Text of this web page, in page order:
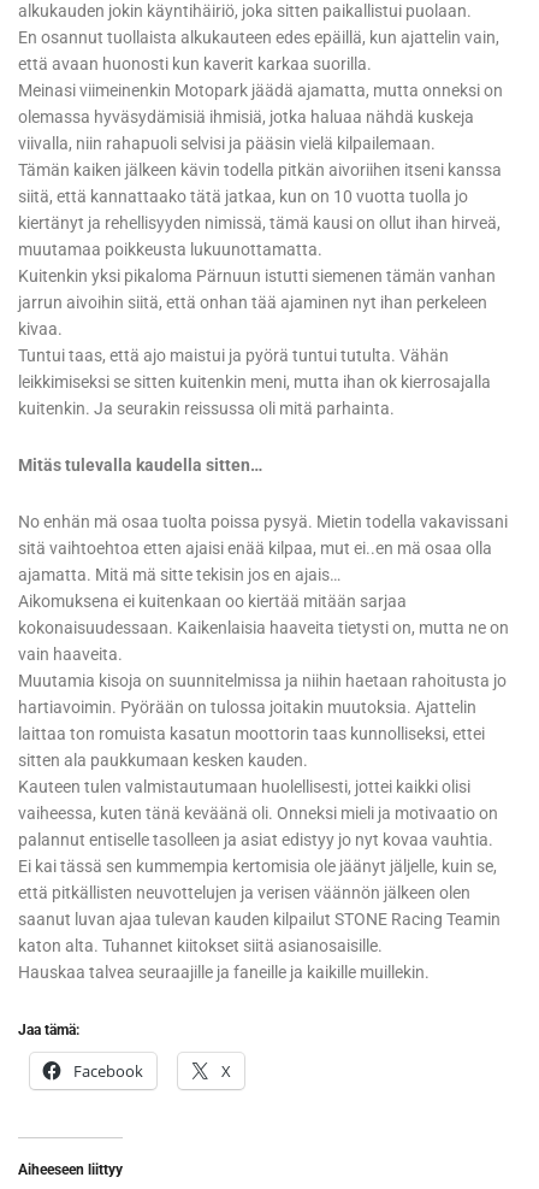
alkukauden jokin käyntihäiriö, joka sitten paikallistui puolaan.
En osannut tuollaista alkukauteen edes epäillä, kun ajattelin vain,
että avaan huonosti kun kaverit karkaa suorilla.
Meinasi viimeinenkin Motopark jäädä ajamatta, mutta onneksi on
olemassa hyväsydämisiä ihmisiä, jotka haluaa nähdä kuskeja
viivalla, niin rahapuoli selvisi ja pääsin vielä kilpailemaan.
Tämän kaiken jälkeen kävin todella pitkän aivoriihen itseni kanssa
siitä, että kannattaako tätä jatkaa, kun on 10 vuotta tuolla jo
kiertänyt ja rehellisyyden nimissä, tämä kausi on ollut ihan hirveä,
muutamaa poikkeusta lukuunottamatta.
Kuitenkin yksi pikaloma Pärnuun istutti siemenen tämän vanhan
jarrun aivoihin siitä, että onhan tää ajaminen nyt ihan perkeleen
kivaa.
Tuntui taas, että ajo maistui ja pyörä tuntui tutulta. Vähän
leikkimiseksi se sitten kuitenkin meni, mutta ihan ok kierrosajalla
kuitenkin. Ja seurakin reissussa oli mitä parhainta.
Mitäs tulevalla kaudella sitten…
No enhän mä osaa tuolta poissa pysyä. Mietin todella vakavissani
sitä vaihtoehtoa etten ajaisi enää kilpaa, mut ei..en mä osaa olla
ajamatta. Mitä mä sitte tekisin jos en ajais…
Aikomuksena ei kuitenkaan oo kiertää mitään sarjaa
kokonaisuudessaan. Kaikenlaisia haaveita tietysti on, mutta ne on
vain haaveita.
Muutamia kisoja on suunnitelmissa ja niihin haetaan rahoitusta jo
hartiavoimin. Pyörään on tulossa joitakin muutoksia. Ajattelin
laittaa ton romuista kasatun moottorin taas kunnolliseksi, ettei
sitten ala paukkumaan kesken kauden.
Kauteen tulen valmistautumaan huolellisesti, jottei kaikki olisi
vaiheessa, kuten tänä keväänä oli. Onneksi mieli ja motivaatio on
palannut entiselle tasolleen ja asiat edistyy jo nyt kovaa vauhtia.
Ei kai tässä sen kummempia kertomisia ole jäänyt jäljelle, kuin se,
että pitkällisten neuvottelujen ja verisen väännön jälkeen olen
saanut luvan ajaa tulevan kauden kilpailut STONE Racing Teamin
katon alta. Tuhannet kiitokset siitä asianosaisille.
Hauskaa talvea seuraajille ja faneille ja kaikille muillekin.
Jaa tämä:
Facebook X
Aiheeseen liittyy